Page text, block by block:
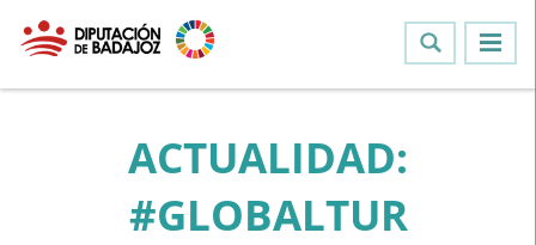
ACTUALIDAD:
#GLOBALTUR